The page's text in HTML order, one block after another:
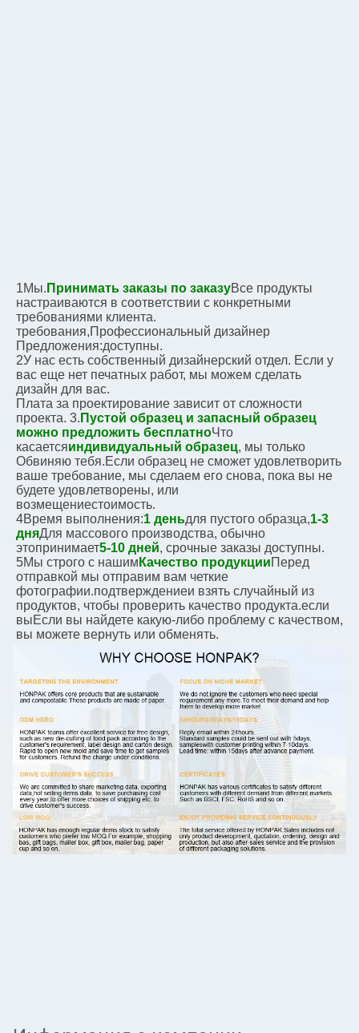
1Мы. Принимать заказы по заказуВсе продукты
настраиваются в соответствии с конкретными
требованиями клиента.
требования,Профессиональный дизайнер
Предложения:доступны.
2У нас есть собственный дизайнерский отдел. Если у
вас еще нет печатных работ, мы можем сделать
дизайн для вас.
Плата за проектирование зависит от сложности
проекта. 3. Пустой образец и запасный образец
можно предложить бесплатноЧто
касаетсяиндивидуальный образец, мы только
Обвиняю тебя.Если образец не сможет удовлетворить
ваше требование, мы сделаем его снова, пока вы не
будете удовлетворены, или
возмещениестоимость.
4Время выполнения:1 деньдля пустого образца,1-3
дняДля массового производства, обычно
этопринимает5-10 дней, срочные заказы доступны.
5Мы строго с нашим Качество продукцииПеред
отправкой мы отправим вам четкие
фотографии.подтверждениеи взять случайный из
продуктов, чтобы проверить качество продукта.если
выЕсли вы найдете какую-либо проблему с качеством,
вы можете вернуть или обменять.